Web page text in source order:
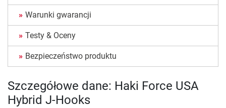
Warunki gwarancji
Testy & Oceny
Bezpieczeństwo produktu
Szczegółowe dane: Haki Force USA
Hybrid J-Hooks